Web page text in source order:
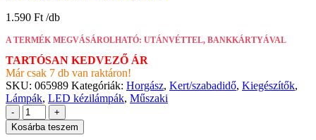
1.590 Ft
A TERMÉK MEGVÁSÁROLHATÓ: UTÁNVÉTTEL, BANKKÁRTYÁVAL
TARTÓSAN KEDVEZŐ ÁR
Már csak 7 db van raktáron!
SKU: 065989 Kategóriák: Horgász, Kert/szabadidő, Kiegészítők,
Lámpák, LED kézilámpák, Műszaki
-
+
Kosárba teszem